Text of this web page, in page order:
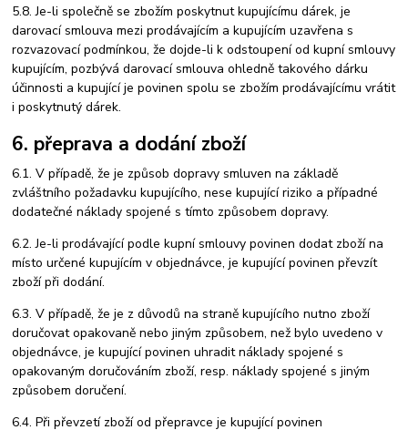
5.8. Je-li společně se zbožím poskytnut kupujícímu dárek, je
darovací smlouva mezi prodávajícím a kupujícím uzavřena s
rozvazovací podmínkou, že dojde-li k odstoupení od kupní smlouvy
kupujícím, pozbývá darovací smlouva ohledně takového dárku
účinnosti a kupující je povinen spolu se zbožím prodávajícímu vrátit
i poskytnutý dárek.
6. přeprava a dodání zboží
6.1. V případě, že je způsob dopravy smluven na základě
zvláštního požadavku kupujícího, nese kupující riziko a případné
dodatečné náklady spojené s tímto způsobem dopravy.
6.2. Je-li prodávající podle kupní smlouvy povinen dodat zboží na
místo určené kupujícím v objednávce, je kupující povinen převzít
zboží při dodání.
6.3. V případě, že je z důvodů na straně kupujícího nutno zboží
doručovat opakovaně nebo jiným způsobem, než bylo uvedeno v
objednávce, je kupující povinen uhradit náklady spojené s
opakovaným doručováním zboží, resp. náklady spojené s jiným
způsobem doručení.
6.4. Při převzetí zboží od přepravce je kupující povinen